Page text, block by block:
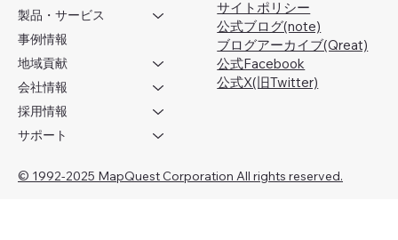
製品・サービス
事例情報
地域貢献
会社情報
採用情報
サポート
サイトポリシー
公式ブログ(note)
ブログアーカイブ(Qreat)
​公式Facebook
公式X(旧Twitter)
© 1992-2025 MapQuest Corporation All rights reserved.